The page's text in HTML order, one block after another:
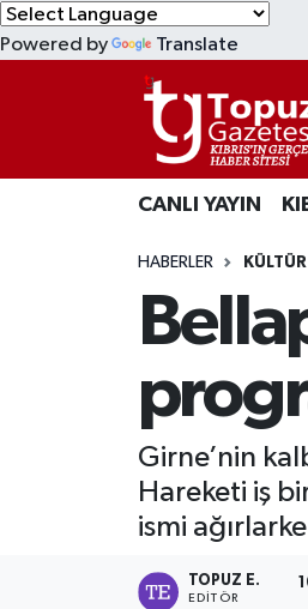
Powered by Translate
CANLI YAYIN
HABERLER
Girne’nin
Hareketi iş
ismi
TOPUZ E.
EDITÖR
EKONOMİ
MAGAZİN
TEKNOLOJİ
TÜRKİYE
Lefkoşa Nöbetçi
Lefkoşa Hava Durumu
Lefkoşa Trafik Yoğunluk
Süper Lig Puan Durumu
Tüm Manşetler
Son Dakika Haberleri
Haber Arşivi